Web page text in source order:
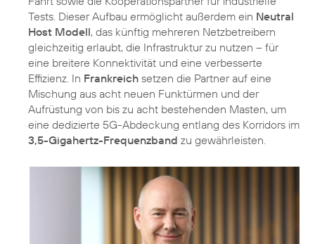
Tests. Dieser Aufbau ermöglicht außerdem ein Neutral
Host Modell, das künftig mehreren Netzbetreibern
gleichzeitig erlaubt, die Infrastruktur zu nutzen – für
eine breitere Konnektivität und eine verbesserte
Effizienz. In Frankreich setzen die Partner auf eine
Mischung aus acht neuen Funktürmen und der
Aufrüstung von bis zu acht bestehenden Masten, um
eine dedizierte 5G-Abdeckung entlang des Korridors im
3,5-Gigahertz-Frequenzband zu gewährleisten.